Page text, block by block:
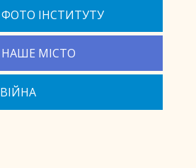
ФОТО ІНСТИТУТУ
НАШЕ МІСТО
ВІЙНА